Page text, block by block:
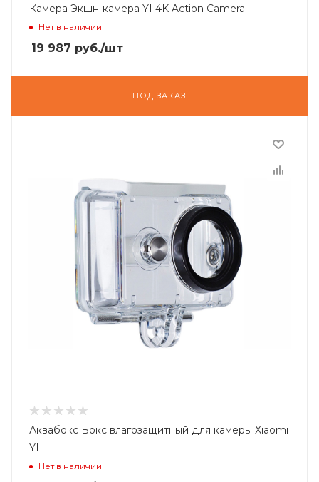
Камера Экшн-камера YI 4K Action Camera
Нет в наличии
19 987 руб./шт
ПОД ЗАКАЗ
Аквабокс Бокс влагозащитный для камеры Xiaomi
YI
Нет в наличии